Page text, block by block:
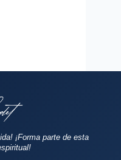
¡Forma parte de esta